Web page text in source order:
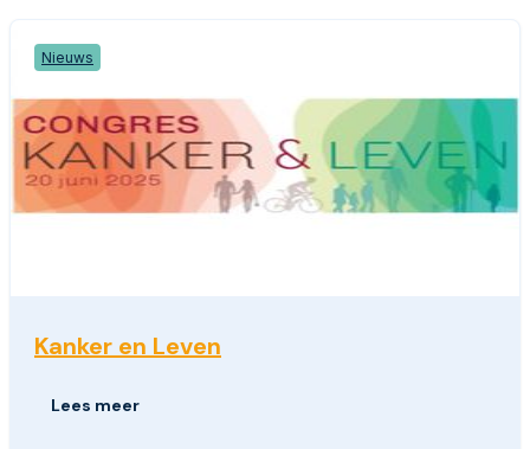
Nieuws
Kanker en Leven
Lees meer